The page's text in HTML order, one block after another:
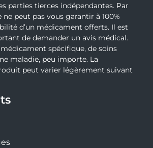
parties tierces indépendantes. Par
peut pas vous garantir à 100%
d’un médicament offerts. Il est
de demander un avis médical.
médicament spécifique, de soins
maladie, peu importe. La
peut varier légèrement suivant